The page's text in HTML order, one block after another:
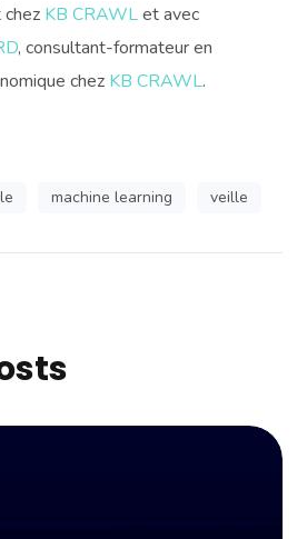
KB CRAWLet avec
, consultant-formateur en
chez KB CRAWL.
machine learning veille